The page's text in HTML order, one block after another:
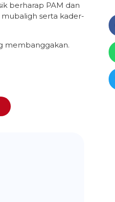
berharap PAM dan
serta kader-
membanggakan.